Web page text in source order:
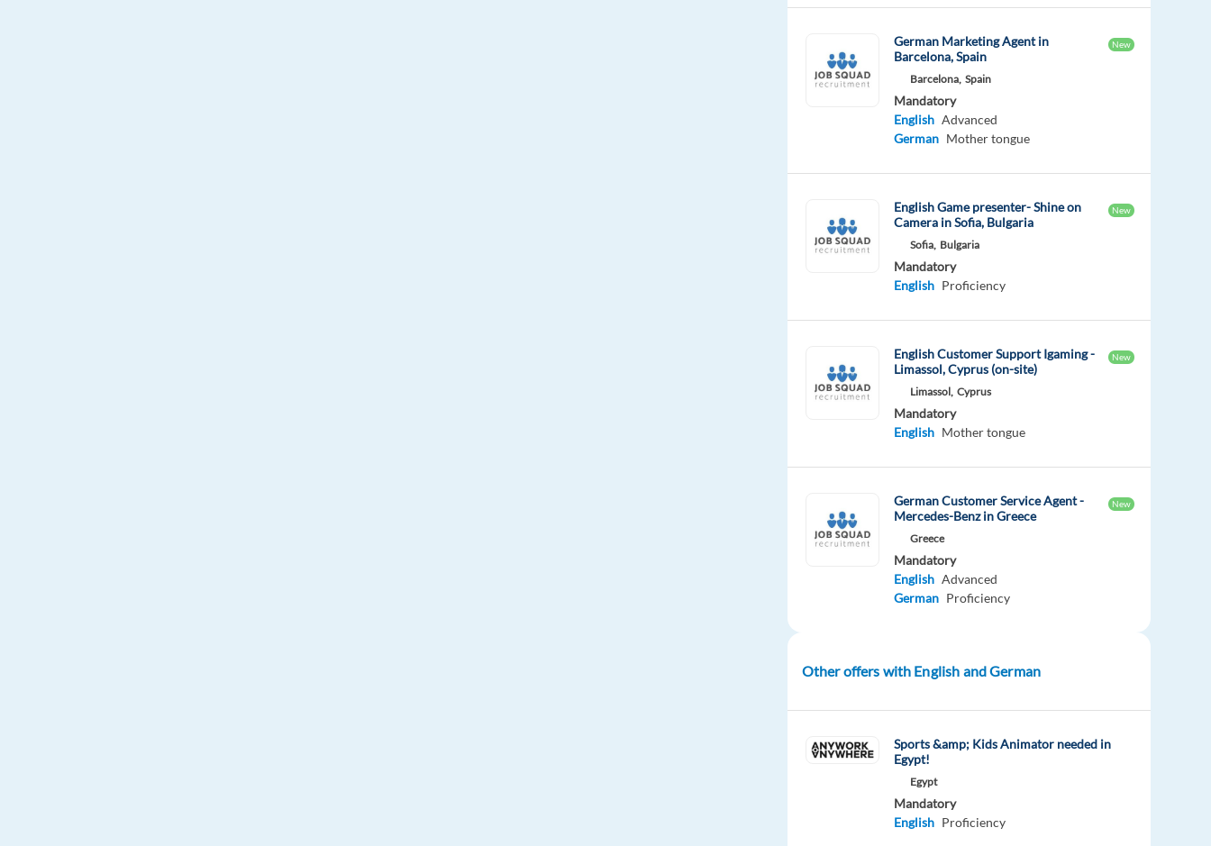
German Marketing Agent in
Barcelona, Spain
New
Barcelona, Spain
Mandatory
English Advanced
German Mother tongue
English Game presenter- Shine on
Camera in Sofia, Bulgaria
New
Sofia, Bulgaria
Mandatory
English Proficiency
English Customer Support Igaming -
Limassol, Cyprus (on-site)
New
Limassol, Cyprus
Mandatory
English Mother tongue
German Customer Service Agent -
Mercedes-Benz in Greece
New
Greece
Mandatory
English Advanced
German Proficiency
Other offers with English and German
Sports &amp; Kids Animator needed in
Egypt!
Egypt
Mandatory
English Proficiency